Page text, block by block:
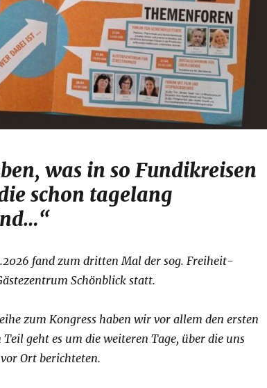
was in so Fundikreisen
schon tagelang
fand zum dritten Mal der sog. Freiheit-
Schönblick statt.
zum Kongress haben wir vor allem den ersten
Teil geht es um die weiteren Tage, über die uns
Ort berichteten.